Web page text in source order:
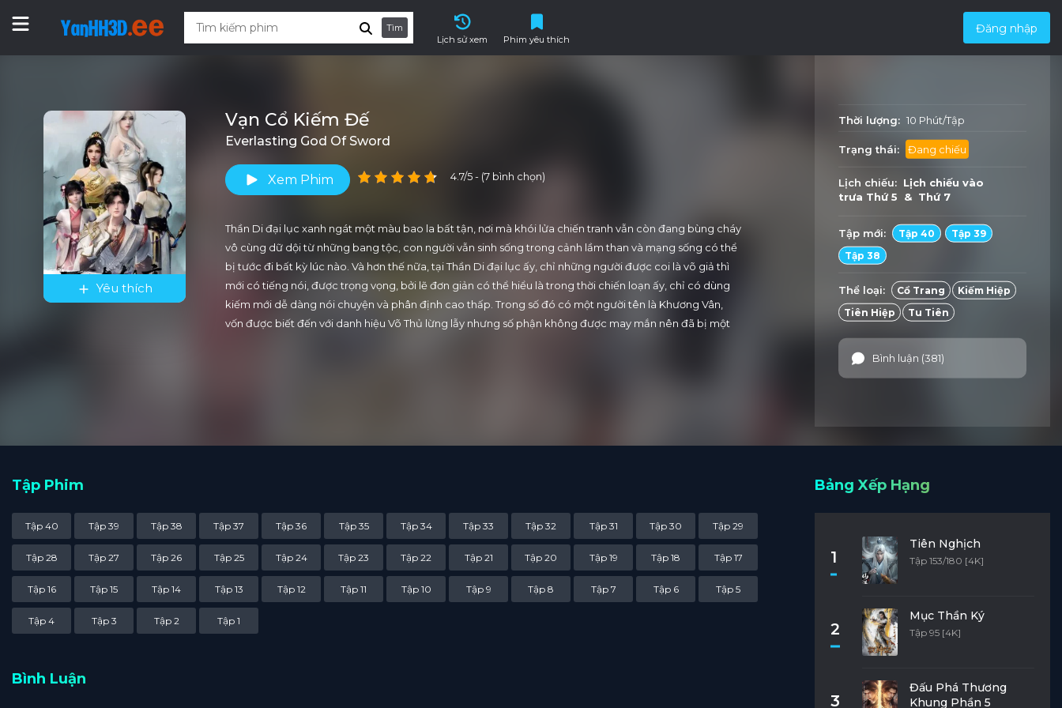
Tìm
Lịch sử xem
Phim yêu thích
Đăng nhập
Yêu thích
Vạn Cổ Kiếm Đế
Everlasting God Of Sword
Xem Phim 4.7/5 - (7 bình chọn)
Thần Di đại lục xanh ngát một màu bao la bất tận, nơi mà khói lửa chiến tranh vẫn còn đang bùng cháy
vô cùng dữ dội từ những bang tộc, con người vẫn sinh sống trong cảnh lầm than và mạng sống có thể
bị tước đi bất kỳ lúc nào. Và hơn thế nữa, tại Thần Di đại lục ấy, chỉ những người được coi là võ giả thì
mới có tiếng nói, được trọng vọng, bởi lẽ đơn giản có thể hiểu là trong thời chiến loạn ấy, chỉ có dùng
kiếm mới dễ dàng nói chuyện và phân định cao thấp. Trong số đó có một người tên là Khương Vân,
vốn được biết đến với danh hiệu Võ Thủ lừng lẫy nhưng số phận không được may mắn nên đã bị một
Thời lượng: 10 Phút/Tập
Trạng thái: Đang chiếu
Lịch chiếu: Lịch chiếu vào
trưa Thứ 5 & Thứ 7
Tập mới: Tập 40
Tập 39
Tập 38
Thể loại: Cổ Trang
Kiếm Hiệp
Tiên Hiệp
Tu Tiên
Bình luận (381)
Tập Phim
Tập 40 Tập 39 Tập 38 Tập 37 Tập 36 Tập 35 Tập 34 Tập 33 Tập 32 Tập 31 Tập 30 Tập 29
Tập 28 Tập 27 Tập 26 Tập 25 Tập 24 Tập 23 Tập 22 Tập 21 Tập 20 Tập 19 Tập 18 Tập 17
Tập 16 Tập 15 Tập 14 Tập 13 Tập 12 Tập 11 Tập 10 Tập 9 Tập 8 Tập 7 Tập 6 Tập 5
Tập 4 Tập 3 Tập 2 Tập 1
Bình Luận
Bảng Xếp Hạng
1
Tiên Nghịch
Tập 153/180 [4K]
2
Mục Thần Ký
Tập 95 [4K]
3
Đấu Phá Thương
Khung Phần 5